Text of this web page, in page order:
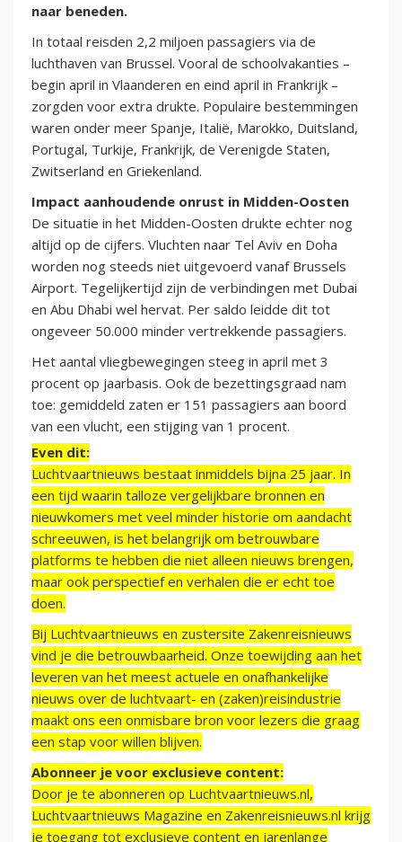
naar beneden.
In totaal reisden 2,2 miljoen passagiers via de
luchthaven van Brussel. Vooral de schoolvakanties –
begin april in Vlaanderen en eind april in Frankrijk –
zorgden voor extra drukte. Populaire bestemmingen
waren onder meer Spanje, Italië, Marokko, Duitsland,
Portugal, Turkije, Frankrijk, de Verenigde Staten,
Zwitserland en Griekenland.
Impact aanhoudende onrust in Midden-Oosten
De situatie in het Midden-Oosten drukte echter nog
altijd op de cijfers. Vluchten naar Tel Aviv en Doha
worden nog steeds niet uitgevoerd vanaf Brussels
Airport. Tegelijkertijd zijn de verbindingen met Dubai
en Abu Dhabi wel hervat. Per saldo leidde dit tot
ongeveer 50.000 minder vertrekkende passagiers.
Het aantal vliegbewegingen steeg in april met 3
procent op jaarbasis. Ook de bezettingsgraad nam
toe: gemiddeld zaten er 151 passagiers aan boord
van een vlucht, een stijging van 1 procent.
Even dit:
Luchtvaartnieuws bestaat inmiddels bijna 25 jaar. In
een tijd waarin talloze vergelijkbare bronnen en
nieuwkomers met veel minder historie om aandacht
schreeuwen, is het belangrijk om betrouwbare
platforms te hebben die niet alleen nieuws brengen,
maar ook perspectief en verhalen die er echt toe
doen.
Bij Luchtvaartnieuws en zustersite Zakenreisnieuws
vind je die betrouwbaarheid. Onze toewijding aan het
leveren van het meest actuele en onafhankelijke
nieuws over de luchtvaart- en (zaken)reisindustrie
maakt ons een onmisbare bron voor lezers die graag
een stap voor willen blijven.
Abonneer je voor exclusieve content:
Door je te abonneren op Luchtvaartnieuws.nl,
Luchtvaartnieuws Magazine en Zakenreisnieuws.nl krijg
je toegang tot exclusieve content en jarenlange